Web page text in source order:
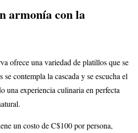
armonía con la
ofrece una variedad de platillos que se
contempla la cascada y se escucha el
una experiencia culinaria en perfecta
un costo de C$100 por persona,